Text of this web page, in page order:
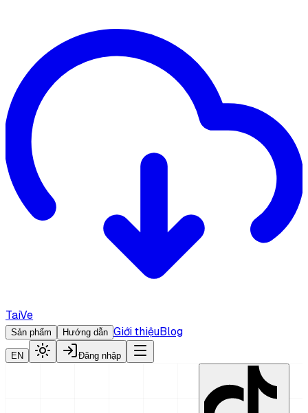
TaiVe
Sản phẩm Hướng dẫn Giới thiệuBlog
EN Đăng nhập